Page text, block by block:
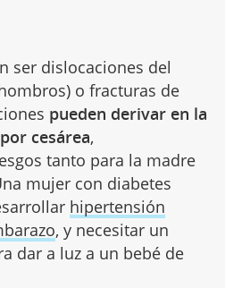
ser dislocaciones del
o fracturas de
pueden derivar en la
cesárea,
tanto para la madre
mujer con diabetes
hipertensión
, y necesitar un
dar a luz a un bebé de